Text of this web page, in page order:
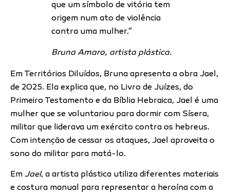
que um símbolo de vitória tem
origem num ato de violência
contra uma mulher.”
Bruna Amaro, artista plástica.
Em Territórios Diluídos, Bruna apresenta a obra Jael,
de 2025. Ela explica que, no Livro de Juízes, do
Primeiro Testamento e da Bíblia Hebraica, Jael é uma
mulher que se voluntariou para dormir com Sísera,
militar que liderava um exército contra os hebreus.
Com intenção de cessar os ataques, Jael aproveita o
sono do militar para matá-lo.
Em Jael, a artista plástica utiliza diferentes materiais
e costura manual para representar a heroína com a